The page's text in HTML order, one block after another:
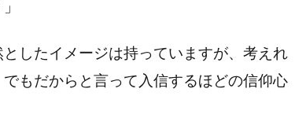
したイメージは持っていますが、考えれ
もだからと言って入信するほどの信仰心